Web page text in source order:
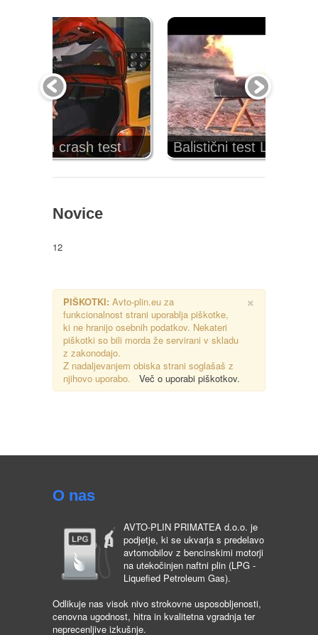
Avtoplin crash test Balistični test Lpg
Novice
12
×
PIŠKOTKI: Avto-plin.eu za
funkcionalnost strani uporablja piškotke,
ki ne hranijo osebnih podatkov. Nekateri
piškotki so bili morda že servirani v skladu
z zakonodajo.
Z nadaljevanjem obiska strani soglašaš z
njihovo uporabo.
Več o uporabi piškotkov.
O nas
AVTO-PLIN PRIMATEA d.o.o. je
podjetje, ki se ukvarja s predelavo
avtomobilov z bencinskimi motorji
na utekočinjen naftni plin (LPG -
Liquefied Petroleum Gas).
Odlikuje nas visok nivo strokovne usposobljenosti,
cenovna ugodnost, hitra in kvalitetna vgradnja ter
neprecenljive izkušnje.